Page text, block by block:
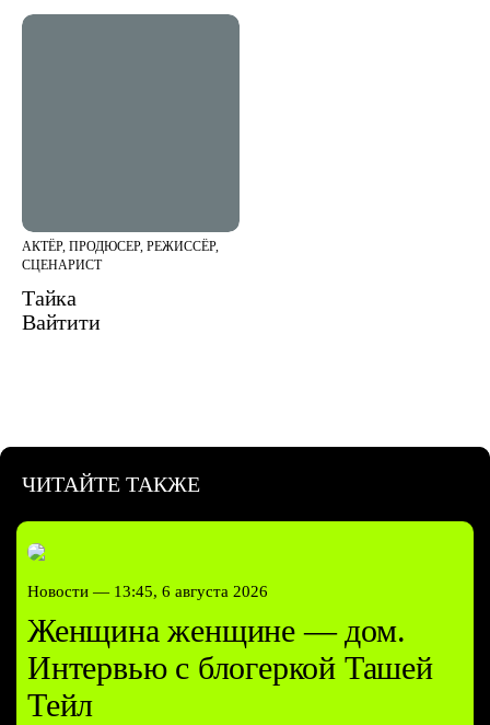
АКТЁР, ПРОДЮСЕР, РЕЖИССЁР,
СЦЕНАРИСТ
Тайка
Вайтити
ЧИТАЙТЕ ТАКЖЕ
Новости — 13:45, 6 августа 2026
Женщина женщине — дом.
Интервью с блогеркой Ташей
Тейл